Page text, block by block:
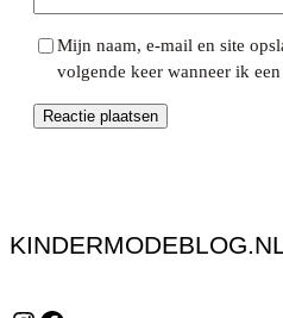
Mijn naam, e-mail en site
volgende keer wanneer ik